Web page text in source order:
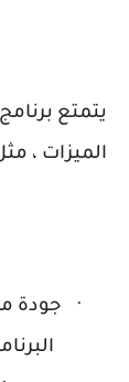
يتمتع
الميزات ،
·
جودة